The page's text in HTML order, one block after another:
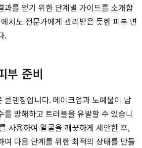
과를 얻기 위한 단계별 가이드를 소개합
서도 전문가에게 관리받은 듯한 피부 변
.
부 준비
클렌징입니다. 메이크업과 노폐물이 남
를 방해하고 트러블을 유발할 수 있습니
사용하여 얼굴을 깨끗하게 세안한 후,
여 다음 단계를 위한 최적의 상태를 만들